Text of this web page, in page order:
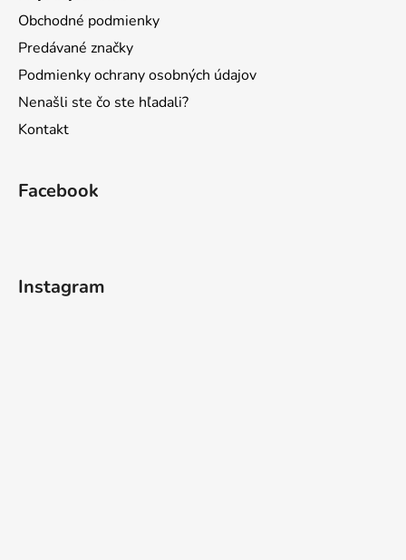
Obchodné podmienky
Predávané značky
Podmienky ochrany osobných údajov
Nenašli ste čo ste hľadali?
Kontakt
Facebook
Instagram